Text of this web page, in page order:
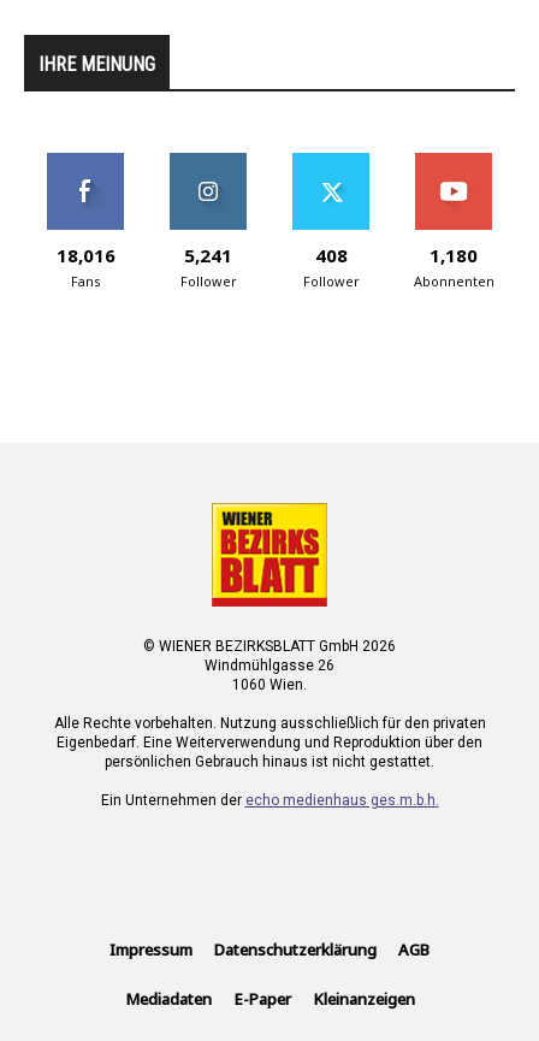
IHRE MEINUNG
18,016
Fans
5,241
Follower
408
Follower
1,180
Abonnenten
© WIENER BEZIRKSBLATT GmbH 2026
Windmühlgasse 26
1060 Wien.
Alle Rechte vorbehalten. Nutzung ausschließlich für den privaten
Eigenbedarf. Eine Weiterverwendung und Reproduktion über den
persönlichen Gebrauch hinaus ist nicht gestattet.
Ein Unternehmen der echo medienhaus ges.m.b.h.
Impressum Datenschutzerklärung AGB
Mediadaten E-Paper Kleinanzeigen